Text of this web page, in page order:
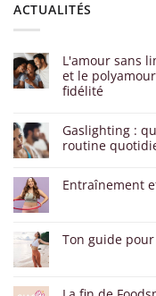
ACTUALITÉS
L'amour sans
et le
fidélité
Gaslighting :
routine
Entraînement
Ton guide